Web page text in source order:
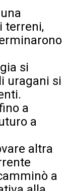
terreni,
si
uragani si
a
a
altra
a